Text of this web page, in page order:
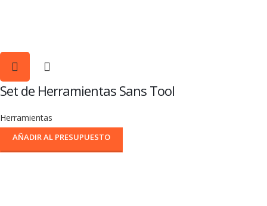
Set de Herramientas Sans Tool
Herramientas
AÑADIR AL PRESUPUESTO